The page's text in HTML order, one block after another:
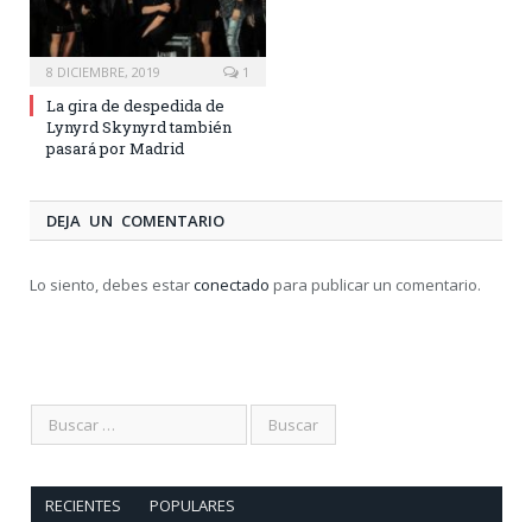
8 DICIEMBRE, 2019 1
La gira de despedida de
Lynyrd Skynyrd también
pasará por Madrid
DEJA UN COMENTARIO
Lo siento, debes estarconectado para publicar un comentario.
RECIENTES POPULARES